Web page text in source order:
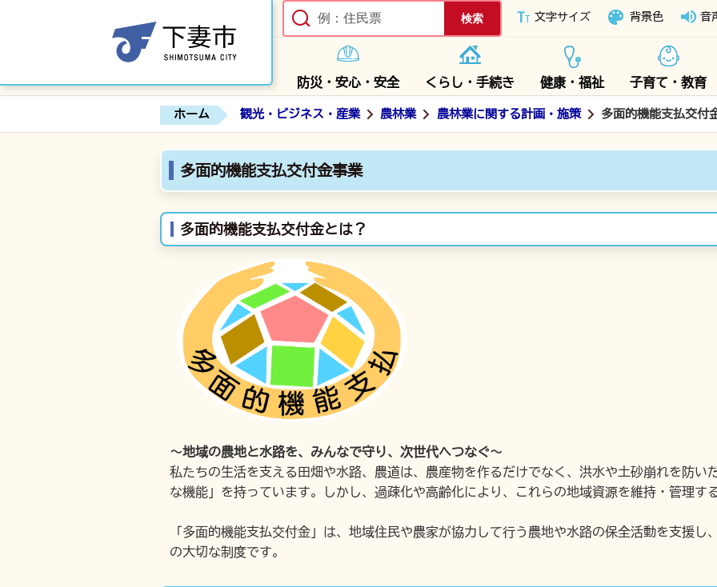
下妻市ホームページ
文字サイズ 背景色 音
防災・安心・安全 くらし・手続き 健康・福祉 子育て・教育
ホーム 観光・ビジネス・産業 農林業 農林業に関する計画・施策 多面的機能支払交付
多面的機能支払交付金事業
多面的機能支払交付金とは？
〜地域の農地と水路を、みんなで守り、次世代へつなぐ〜
私たちの生活を支える田畑や水路、農道は、農産物を作るだけでなく、洪水や土砂崩れを防い
な機能」を持っています。しかし、過疎化や高齢化により、これらの地域資源を維持・管理す
「多面的機能支払交付金」は、地域住民や農家が協力して行う農地や水路の保全活動を支援し
の大切な制度です。